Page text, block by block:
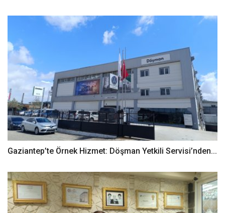
Gaziantep’te Örnek Hizmet: Döşman Yetkili Servisi’nden...